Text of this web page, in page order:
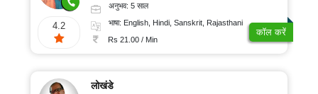
4.2
अनुभव: 5 साल
भाषा: English, Hindi, Sanskrit, Rajasthani
Rs 21.00 / Min
कॉल करें
लोखंडे